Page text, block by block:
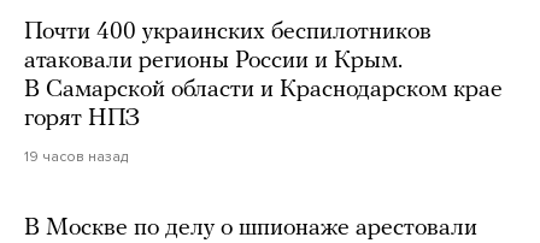
Почти 400 украинских беспилотников
атаковали регионы России и Крым.
В Самарской области и Краснодарском крае
горят НПЗ
19 часов назад
В Москве по делу о шпионаже арестовали